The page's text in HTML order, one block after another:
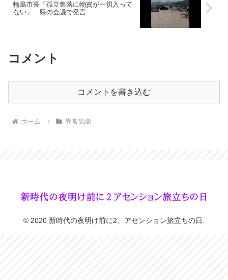
輪島市長「孤立集落に物資が一切入って
ない」 県の会議で発言
コメント
コメントを書き込む
ホーム 異常気象
© 2020 新時代の夜明け前に2、アセンション旅立ちの日.